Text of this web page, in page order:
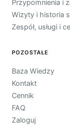
Przypomnienia i
Wizyty i historia
Zespół, usługi i
POZOSTAŁE
Baza Wiedzy
Kontakt
Cennik
FAQ
Zaloguj